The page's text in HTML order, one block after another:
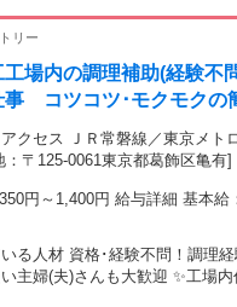
リー
場内の調理補助(経験不
事 コツコツ･モクモクの
クセス ＪＲ常磐線／東京メト
10分
：〒125-0061東京都葛飾区亀有]
円～1,400円 給与詳細 基本給
は期間内で時給が400円ＵＰした
経験や能力を最大考慮！時給
すので面接でご相談ください！
る人材 資格･経験不問！調理
主婦(夫)さんも大歓迎 ✨工場